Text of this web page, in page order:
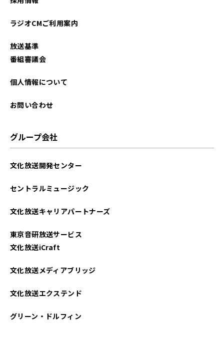
ラジオCMご利用案内
放送基準
番組審議会
個人情報について
お問い合わせ
グループ会社
文化放送開発センター
セントラルミュージック
文化放送キャリアパートナーズ
東京音研放送サービス
文化放送iCraft
文化放送メディアブリッジ
文化放送エクステンド
グリーン・ドルフィン